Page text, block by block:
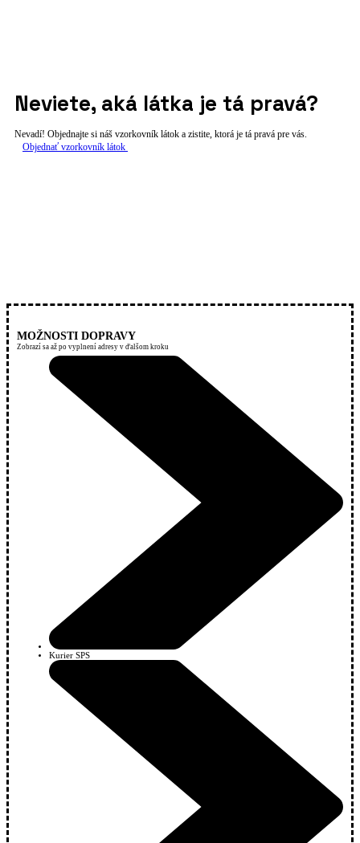
Neviete, aká látka je tá pravá?
Nevadí! Objednajte si náš vzorkovník látok a zistite, ktorá je tá pravá pre vás.
Objednať vzorkovník látok
MOŽNOSTI DOPRAVY
Zobrazí sa až po vyplnení adresy v ďalšom kroku
Kurier SPS